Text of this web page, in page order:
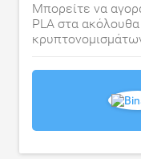
Μπορείτε να
PLA στα